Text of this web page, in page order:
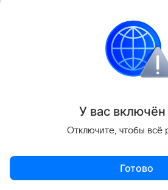
У вас включён
Отключите, чтобы всё
Готово